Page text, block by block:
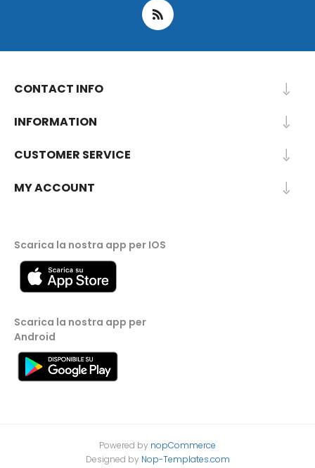
CONTACT INFO
INFORMATION
CUSTOMER SERVICE
MY ACCOUNT
Scarica la nostra app per IOS
Scarica la nostra app per
Android
Powered by nopCommerce
Designed by Nop-Templates.com